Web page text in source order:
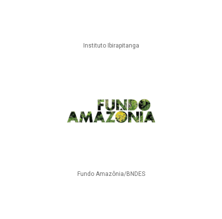
Instituto Ibirapitanga
Fundo Amazônia/BNDES